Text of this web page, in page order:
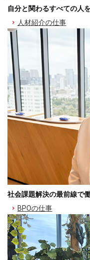
自分と関わるすべての人
人材紹介の仕事
社会課題解決の最前線で
BPOの仕事